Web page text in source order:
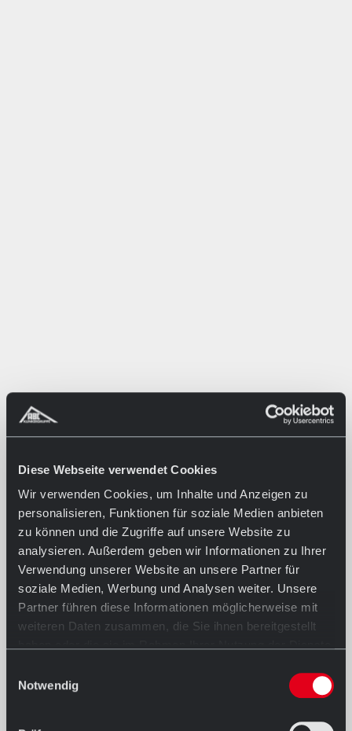
Diese Webseite verwendet Cookies
Wir verwenden Cookies, um Inhalte und Anzeigen zu
personalisieren, Funktionen für soziale Medien anbieten
zu können und die Zugriffe auf unsere Website zu
analysieren. Außerdem geben wir Informationen zu Ihrer
Verwendung unserer Website an unsere Partner für
soziale Medien, Werbung und Analysen weiter. Unsere
Partner führen diese Informationen möglicherweise mit
weiteren Daten zusammen, die Sie ihnen bereitgestellt
Notwendig